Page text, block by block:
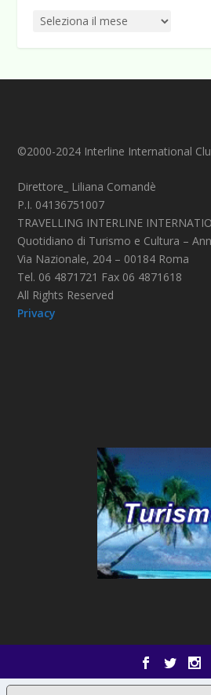
©2000-2024 Interline International
Direttore_ Liliana Comandè
P.I. 04136751007
TRAVELLING INTERLINE
Quotidiano di Turismo e Cultura –
Via Nazionale, 204 – 00184 Roma
Tel. 06 4871721 Fax 06 4871618
All Rights Reserved
Privacy